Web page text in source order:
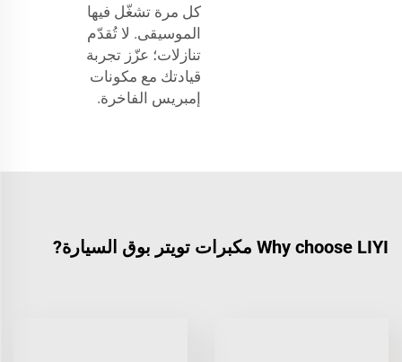
كل مرة تشغّل فيها
الموسيقى. لا تُقدّم
تنازلات؛ عزّز تجربة
قيادتك مع مكونات
إمبريس الفاخرة.
Why choose LIYI مكبرات تويتر بوق السيارة?